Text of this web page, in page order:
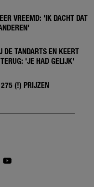
VREEMD: 'IK DACHT DAT
DE TANDARTS EN KEERT
'JE HAD GELIJK'
275 (!) PRIJZEN